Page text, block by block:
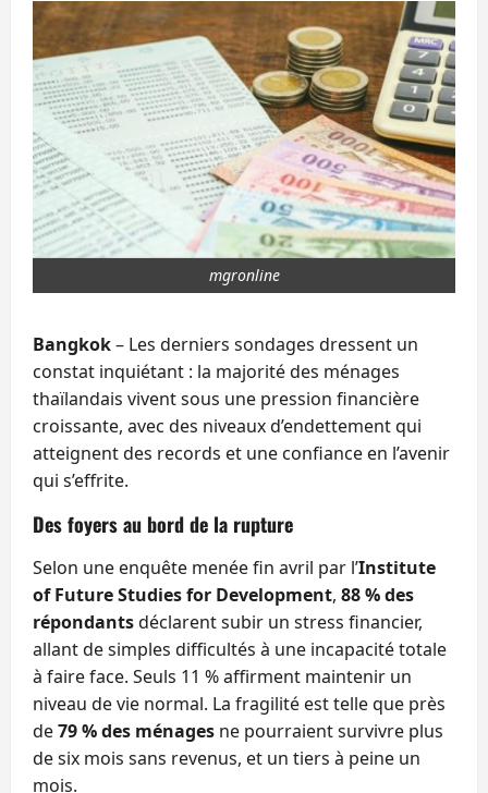
mgronline
Bangkok– Les derniers sondages dressent un
constat inquiétant : la majorité des ménages
thaïlandais vivent sous une pression financière
croissante, avec des niveaux d’endettement qui
atteignent des records et une confiance en l’avenir
qui s’effrite.
Des foyers au bord de la rupture
Selon une enquête menée fin avril par l’Institute
of Future Studies for Development, 88 % des
répondantsdéclarent subir un stress financier,
allant de simples difficultés à une incapacité totale
à faire face. Seuls 11 % affirment maintenir un
niveau de vie normal. La fragilité est telle que près
de79 % des ménages ne pourraient survivre plus
de six mois sans revenus, et un tiers à peine un
mois.